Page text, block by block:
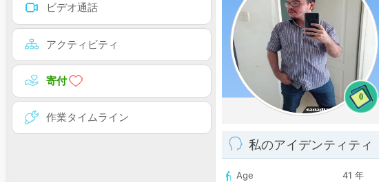
ビデオ通話
アクティビティ
寄付
作業タイムライン
0
私のアイデンティティ
Age
41 年